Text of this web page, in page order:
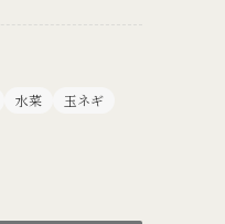
水菜 玉ネギ